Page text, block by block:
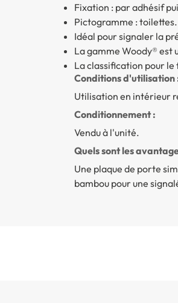
Fixation : par adhésif
Pictogramme : toilettes.
Idéal pour signaler la
La gamme Woody® est
La classification pour le
Conditions d'utilisation
Utilisation en intérieur
Conditionnement :
Vendu à l'unité.
Quels sont les
Une plaque de porte
bambou pour une